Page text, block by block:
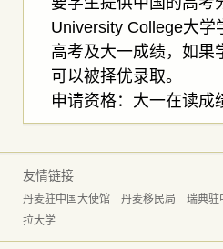
University College大
高考及大一成绩，如果
可以被择优录取。
申请资格：大一在读成
友情链接
丹麦驻中国大使馆 丹麦移民局 瑞典驻
拉大学